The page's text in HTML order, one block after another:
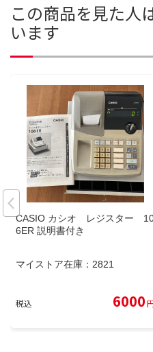
この商品を見た人
います
CASIO カシオ レジスター
6ER 説明書付き
マイストア在庫： 2821
税込 6000